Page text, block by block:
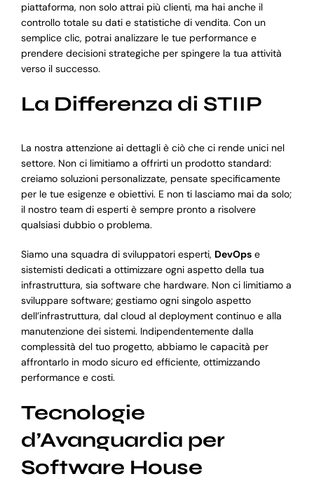
piattaforma, non solo attrai più clienti, ma hai anche il
controllo totale su dati e statistiche di vendita. Con un
semplice clic, potrai analizzare le tue performance e
prendere decisioni strategiche per spingere la tua attività
verso il successo.
La Differenza di STIIP
La nostra attenzione ai dettagli è ciò che ci rende unici nel
settore. Non ci limitiamo a offrirti un prodotto standard:
creiamo soluzioni personalizzate, pensate specificamente
per le tue esigenze e obiettivi. E non ti lasciamo mai da solo;
il nostro team di esperti è sempre pronto a risolvere
qualsiasi dubbio o problema.
Siamo una squadra di sviluppatori esperti, DevOpse
sistemisti dedicati a ottimizzare ogni aspetto della tua
infrastruttura, sia software che hardware. Non ci limitiamo a
sviluppare software; gestiamo ogni singolo aspetto
dell’infrastruttura, dal cloud al deployment continuo e alla
manutenzione dei sistemi. Indipendentemente dalla
complessità del tuo progetto, abbiamo le capacità per
affrontarlo in modo sicuro ed efficiente, ottimizzando
performance e costi.
Tecnologie
d’Avanguardia per
Software House